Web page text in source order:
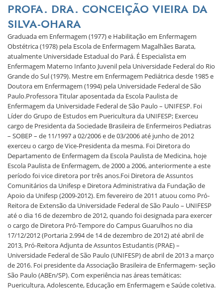
PROFA. DRA. CONCEIÇÃO VIEIRA DA
SILVA-OHARA
Graduada em Enfermagem (1977) e Habilitação em Enfermagem
Obstétrica (1978) pela Escola de Enfermagem Magalhães Barata,
atualmente Universidade Estadual do Pará. É Especialista em
Enfermagem Materno Infanto Juvenil pela Universidade Federal do Rio
Grande do Sul (1979). Mestre em Enfermagem Pediátrica desde 1985 e
Doutora em Enfermagem (1994) pela Universidade Federal de São
Paulo.Professora Titular aposentada da Escola Paulista de
Enfermagem da Universidade Federal de São Paulo – UNIFESP. Foi
Líder do Grupo de Estudos em Puericultura da UNIFESP; Exerceu
cargo de Presidenta da Sociedade Brasileira de Enfermeiros Pediatras
– SOBEP – de 11/1997 a 02/2006 e de 03/2006 até junho de 2012
exerceu o cargo de Vice-Presidenta da mesma. Foi Diretora do
Departamento de Enfermagem da Escola Paulista de Medicina, hoje
Escola Paulista de Enfermagem, de 2000 a 2006, anteriormente a este
período foi vice diretora por três anos.Foi Diretora de Assuntos
Comunitários da Unifesp e Diretora Administrativa da Fundação de
Apoio da Unifesp (2009-2012). Em fevereiro de 2011 atuou como Pró-
Reitora de Extensão da Universidade Federal de São Paulo – UNIFESP
até o dia 16 de dezembro de 2012, quando foi designada para exercer
o cargo de Diretora Pró-Tempore do Campus Guarulhos no dia
17/12/2012 (Portaria 2.994 de 14 de dezembro de 2012) até abril de
2013, Pró-Reitora Adjunta de Assuntos Estudantis (PRAE) –
Universidade Federal de São Paulo (UNIFESP) de abril de 2013 a março
de 2016. Foi presidente da Associação Brasileira de Enfermagem- seção
São Paulo (ABEn/SP). Com experiência nas áreas temáticas:
Puericultura, Adolescente, Educação em Enfermagem e Saúde coletiva.